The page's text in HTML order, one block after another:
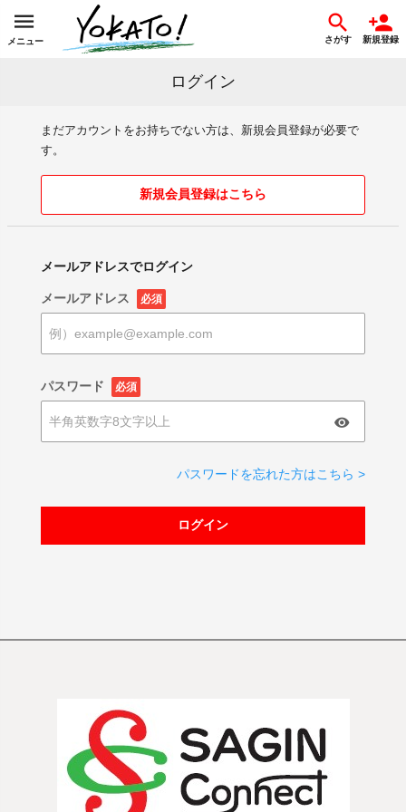
メニュー さがす 新規登録
ログイン
まだアカウントをお持ちでない方は、新規会員登録が必要で
す。
新規会員登録はこちら
メールアドレスでログイン
メールアドレス 必須
パスワード 必須
パスワードを忘れた方はこちら >
ログイン